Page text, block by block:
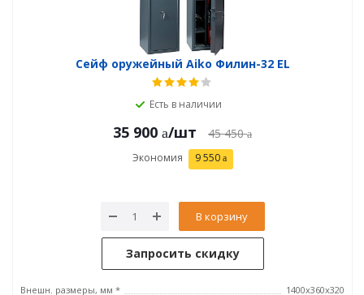
Сейф оружейный Aiko Филин-32 EL
Есть в наличии
35 900 /шт 45 450
Экономия 9 550
В корзину
Запросить скидку
Внешн. размеры, мм *
1400x360x320